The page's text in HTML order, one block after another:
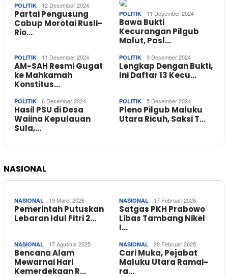
POLITIK 12 Desember 2024
Partai Pengusung
Cabup Morotai Rusli-
Rio…
POLITIK 11 Desember 2024
Bawa Bukti
Kecurangan Pilgub
Malut, Pasl…
POLITIK 11 Desember 2024
AM-SAH Resmi Gugat
ke Mahkamah
Konstitus…
POLITIK 9 Desember 2024
Lengkap Dengan Bukti,
Ini Daftar 13 Kecu…
POLITIK 6 Desember 2024
Hasil PSU di Desa
Waiina Kepulauan
Sula,…
POLITIK 5 Desember 2024
Pleno Pilgub Maluku
Utara Ricuh, Saksi T…
NASIONAL
NASIONAL 19 Maret 2026
Pemerintah Putuskan
Lebaran Idul Fitri 2…
NASIONAL 17 Februari 2026
Satgas PKH Prabowo
Libas Tambang Nikel
I…
NASIONAL 17 Agustus 2025
Bencana Alam
Mewarnai Hari
Kemerdekaan R…
NASIONAL 20 Februari 2025
Cari Muka, Pejabat
Maluku Utara Ramai-
ra…